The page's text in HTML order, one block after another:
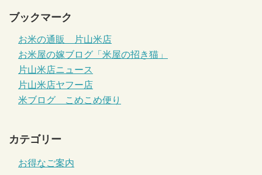
ブックマーク
お米の通販 片山米店
お米屋の嫁ブログ「米屋の招き猫」
片山米店ニュース
片山米店ヤフー店
米ブログ こめこめ便り
カテゴリー
お得なご案内